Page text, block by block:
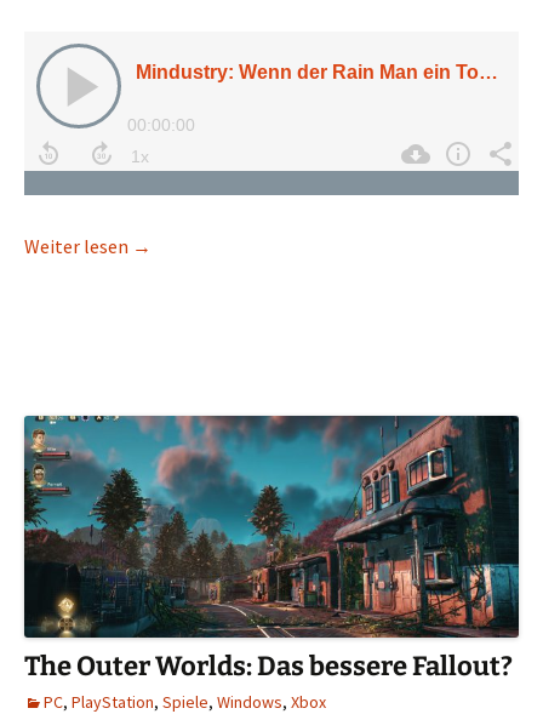
Weiter lesen Mindustry: Wenn der Rain Man ein Tower-
→
The Outer Worlds: Das bessere Fallout?
PC, PlayStation, Spiele, Windows, Xbox